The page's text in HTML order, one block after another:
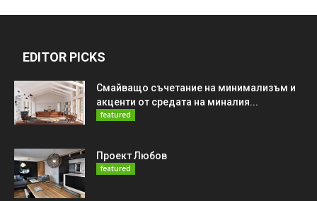
EDITOR PICKS
Смайващо съчетание на минимализъм и
акценти от средата на миналия...
featured
Проект Любов
featured